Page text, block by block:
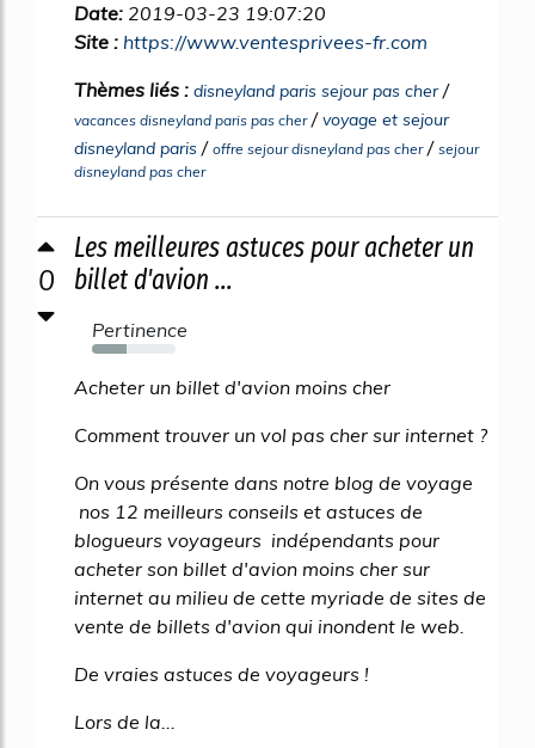
Date: 2019-03-23 19:07:20
Site : https://www.ventesprivees-fr.com
Thèmes liés : disneyland paris sejour pas cher/
vacances disneyland paris pas cher/voyage et sejour
disneyland paris / offre sejour disneyland pas cher/ sejour
disneyland pas cher
0
Les meilleures astuces pour acheter un
billet d'avion ...
Pertinence
42%
Acheter un billet d'avion moins cher
Comment trouver un vol pas cher sur internet ?
On vous présente dans notre blog de voyage
nos 12 meilleurs conseils et astuces de
blogueurs voyageurs indépendants pour
acheter son billet d'avion moins cher sur
internet au milieu de cette myriade de sites de
vente de billets d'avion qui inondent le web.
De vraies astuces de voyageurs !
Lors de la...